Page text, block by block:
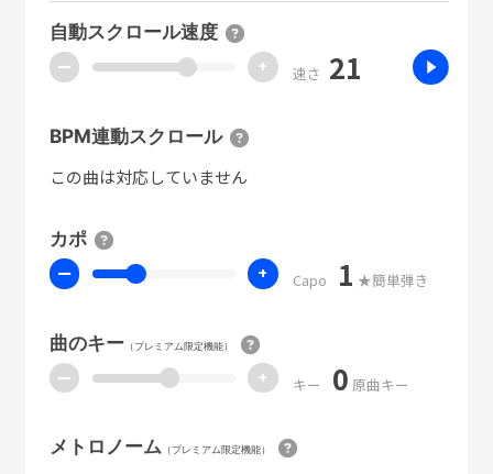
自動スクロール速度
ー + 速さ 21
BPM連動スクロール
この曲は対応していません
カポ
ー + Capo 1 ★簡単弾き
曲のキー（プレミアム限定機能）
ー + キー 0 原曲キー
メトロノーム（プレミアム限定機能）